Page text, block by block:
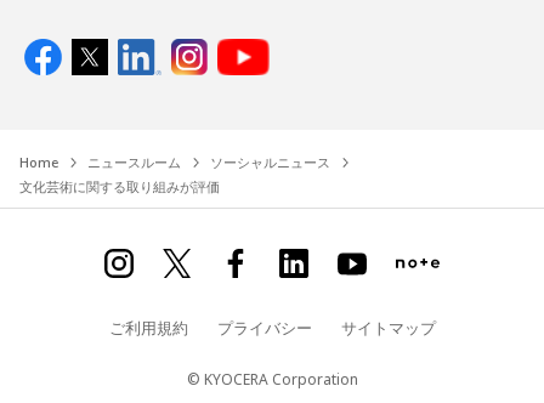
Home ニュースルーム
ソーシャルニュース
文化芸術に関する取り組みが評価
ご利用規約 プライバシー サイトマップ
© KYOCERA Corporation